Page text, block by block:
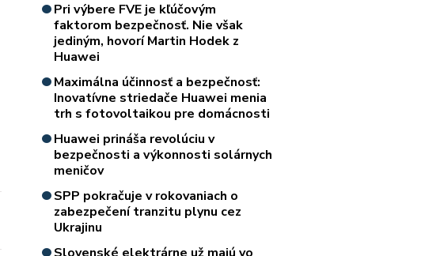
Pri výbere FVE je kľúčovým
faktorom bezpečnosť. Nie však
jediným, hovorí Martin Hodek z
Huawei
Maximálna účinnosť a bezpečnosť:
Inovatívne striedače Huawei menia
trh s fotovoltaikou pre domácnosti
Huawei prináša revolúciu v
bezpečnosti a výkonnosti solárnych
meničov
SPP pokračuje v rokovaniach o
zabezpečení tranzitu plynu cez
Ukrajinu